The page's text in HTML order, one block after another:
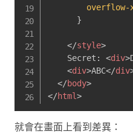
overflow-
}
</style>
    Secret:
<div>
<div>ABC</div
</body>
</html>
就會在畫面上看到差異：